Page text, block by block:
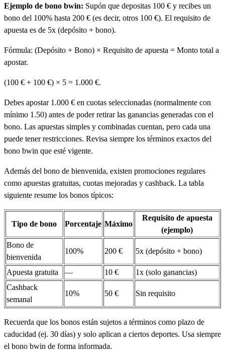
Ejemplo de bono bwin: Supón que depositas 100 € y recibes un
bono del 100% hasta 200 € (es decir, otros 100 €). El requisito de
apuesta es de 5x (depósito + bono).
Fórmula: (Depósito + Bono) × Requisito de apuesta = Monto total a
apostar.
(100 € + 100 €) × 5 = 1.000 €.
Debes apostar 1.000 € en cuotas seleccionadas (normalmente con
mínimo 1.50) antes de poder retirar las ganancias generadas con el
bono. Las apuestas simples y combinadas cuentan, pero cada una
puede tener restricciones. Revisa siempre los términos exactos del
bono bwin que esté vigente.
Además del bono de bienvenida, existen promociones regulares
como apuestas gratuitas, cuotas mejoradas y cashback. La tabla
siguiente resume los bonos típicos:
Tipo de bono Porcentaje Máximo
Requisito de apuesta
(ejemplo)
Bono de
bienvenida
100% 200 € 5x (depósito + bono)
Apuesta gratuita — 10 €
1x (solo ganancias)
Cashback
semanal
10% 50 € Sin requisito
Recuerda que los bonos están sujetos a términos como plazo de
caducidad (ej. 30 días) y solo aplican a ciertos deportes. Usa siempre
el bono bwin de forma informada.